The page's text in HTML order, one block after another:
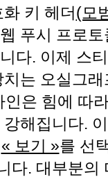
키 헤더(모
푸시 프로
다. 이제 스
는 오실그
은 힘에 따
해집니다.
« 보기 »를 선
다. 대부분의